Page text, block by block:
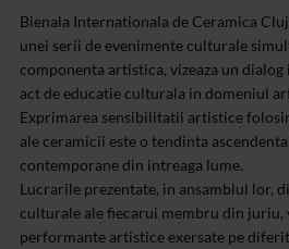
Bienala Internationala de Ceramica
unei serii de evenimente culturale
componenta artistica, vizeaza un
act de educatie culturala in domeniul
Exprimarea sensibilitatii artistice
ale ceramicii este o tendinta
contemporane din intreaga lume.
Lucrarile prezentate, in ansamblul lor,
culturale ale fiecarui membru din juriu,
performante artistice exersate pe